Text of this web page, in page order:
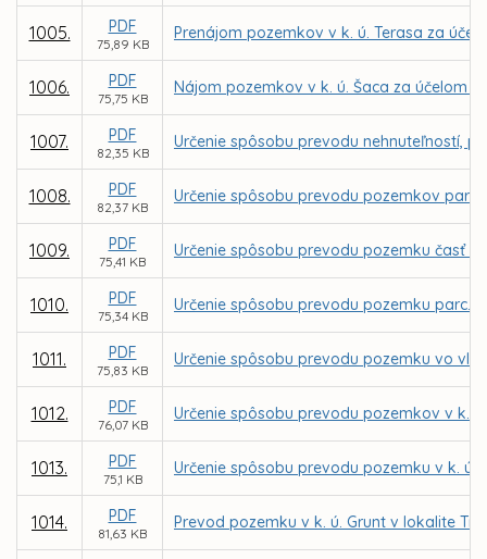
1005. PDF
75,89 KB
Prenájom pozemkov v k. ú. Terasa za
1006. PDF
75,75 KB
Nájom pozemkov v k. ú. Šaca za účelom
1007. PDF
82,35 KB
Určenie spôsobu prevodu nehnuteľností,
1008. PDF
82,37 KB
Určenie spôsobu prevodu pozemkov
1009. PDF
75,41 KB
Určenie spôsobu prevodu pozemku časť
1010. PDF
75,34 KB
Určenie spôsobu prevodu pozemku parc.
1011. PDF
75,83 KB
Určenie spôsobu prevodu pozemku vo
1012. PDF
76,07 KB
Určenie spôsobu prevodu pozemkov v k.
1013. PDF
75,1 KB
Určenie spôsobu prevodu pozemku v k.
1014. PDF
81,63 KB
Prevod pozemku v k. ú. Grunt v lokalite